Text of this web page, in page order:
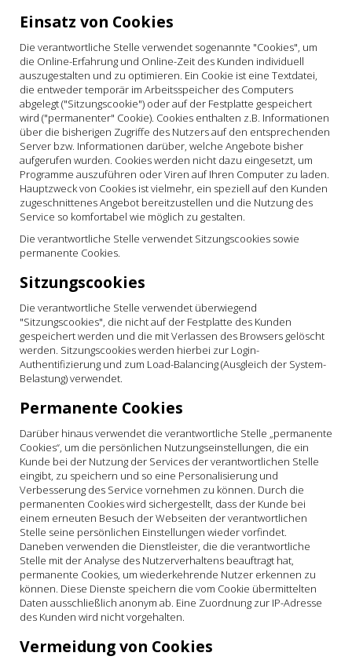
Einsatz von Cookies
Die verantwortliche Stelle verwendet sogenannte "Cookies", um
die Online-Erfahrung und Online-Zeit des Kunden individuell
auszugestalten und zu optimieren. Ein Cookie ist eine Textdatei,
die entweder temporär im Arbeitsspeicher des Computers
abgelegt ("Sitzungscookie") oder auf der Festplatte gespeichert
wird ("permanenter" Cookie). Cookies enthalten z.B. Informationen
über die bisherigen Zugriffe des Nutzers auf den entsprechenden
Server bzw. Informationen darüber, welche Angebote bisher
aufgerufen wurden. Cookies werden nicht dazu eingesetzt, um
Programme auszuführen oder Viren auf Ihren Computer zu laden.
Hauptzweck von Cookies ist vielmehr, ein speziell auf den Kunden
zugeschnittenes Angebot bereitzustellen und die Nutzung des
Service so komfortabel wie möglich zu gestalten.
Die verantwortliche Stelle verwendet Sitzungscookies sowie
permanente Cookies.
Sitzungscookies
Die verantwortliche Stelle verwendet überwiegend
"Sitzungscookies", die nicht auf der Festplatte des Kunden
gespeichert werden und die mit Verlassen des Browsers gelöscht
werden. Sitzungscookies werden hierbei zur Login-
Authentifizierung und zum Load-Balancing (Ausgleich der System-
Belastung) verwendet.
Permanente Cookies
Darüber hinaus verwendet die verantwortliche Stelle „permanente
Cookies“, um die persönlichen Nutzungseinstellungen, die ein
Kunde bei der Nutzung der Services der verantwortlichen Stelle
eingibt, zu speichern und so eine Personalisierung und
Verbesserung des Service vornehmen zu können. Durch die
permanenten Cookies wird sichergestellt, dass der Kunde bei
einem erneuten Besuch der Webseiten der verantwortlichen
Stelle seine persönlichen Einstellungen wieder vorfindet.
Daneben verwenden die Dienstleister, die die verantwortliche
Stelle mit der Analyse des Nutzerverhaltens beauftragt hat,
permanente Cookies, um wiederkehrende Nutzer erkennen zu
können. Diese Dienste speichern die vom Cookie übermittelten
Daten ausschließlich anonym ab. Eine Zuordnung zur IP-Adresse
des Kunden wird nicht vorgehalten.
Vermeidung von Cookies